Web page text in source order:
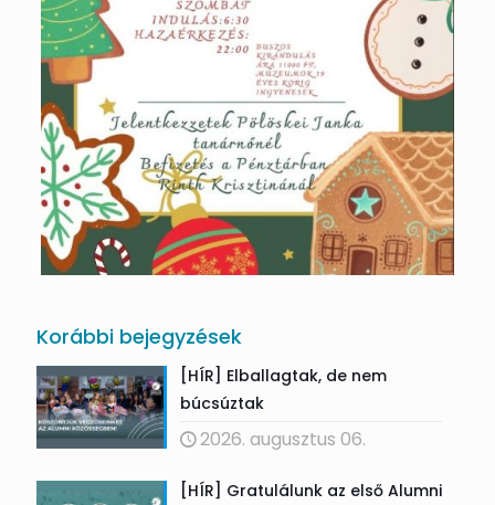
Korábbi bejegyzések
[HÍR] Elballagtak, de nem
búcsúztak
2026. augusztus 06.
[HÍR] Gratulálunk az első Alumni